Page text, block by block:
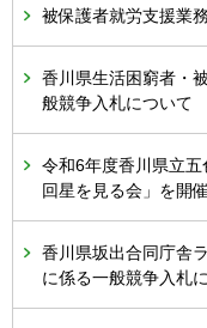
被保護者就労支援業
香川県生活困窮者・
般競争入札について
令和6年度香川県立
回星を見る会」を開
香川県坂出合同庁舎
に係る一般競争入札